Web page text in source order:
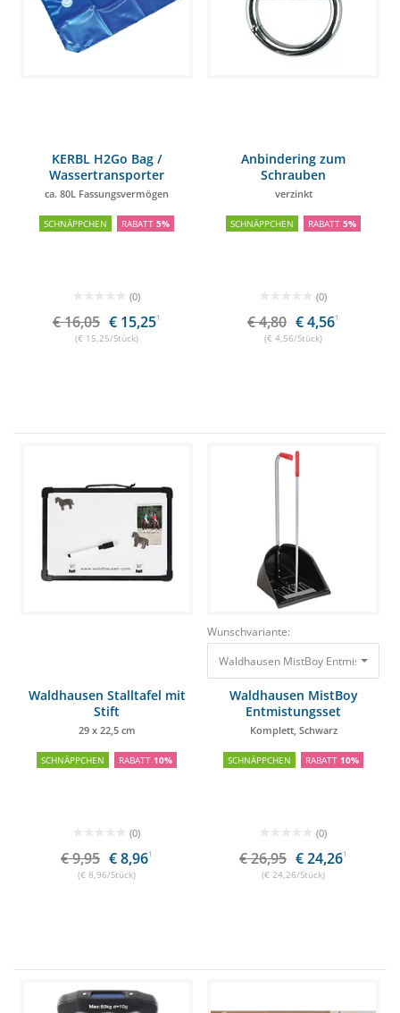
KERBL H2Go Bag /
Wassertransporter
ca. 80L Fassungsvermögen
SCHNÄPPCHEN RABATT 5%
(0)
€ 16,05 € 15,251
(€ 15,25/Stück)
Anbindering zum
Schrauben
verzinkt
SCHNÄPPCHEN RABATT 5%
(0)
€ 4,80 € 4,561
(€ 4,56/Stück)
Waldhausen Stalltafel mit
Stift
29 x 22,5 cm
SCHNÄPPCHEN RABATT 10%
(0)
€ 9,95 € 8,961
(€ 8,96/Stück)
Wunschvariante:
Waldhausen MistBoy
Entmistungsset
Komplett, Schwarz
SCHNÄPPCHEN RABATT 10%
(0)
€ 26,95 € 24,261
(€ 24,26/Stück)